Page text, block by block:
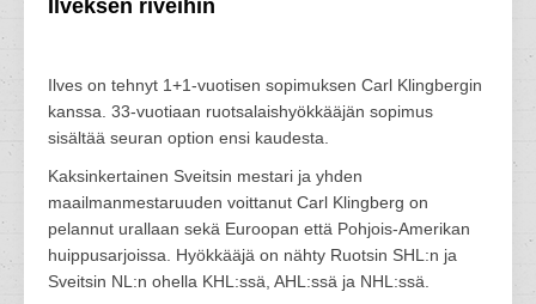
Ilveksen riveihin
Ilves on tehnyt 1+1-vuotisen sopimuksen Carl Klingbergin
kanssa. 33-vuotiaan ruotsalaishyökkääjän sopimus
sisältää seuran option ensi kaudesta.
Kaksinkertainen Sveitsin mestari ja yhden
maailmanmestaruuden voittanut Carl Klingberg on
pelannut urallaan sekä Euroopan että Pohjois-Amerikan
huippusarjoissa. Hyökkääjä on nähty Ruotsin SHL:n ja
Sveitsin NL:n ohella KHL:ssä, AHL:ssä ja NHL:ssä.